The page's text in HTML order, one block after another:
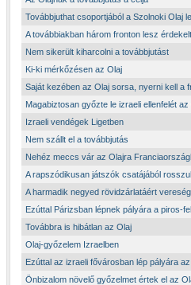
Továbbjuthat csoportjából a Szolnoki Olaj
A továbbiakban három fronton lesz
Nem sikerült kiharcolni a továbbjutást
Ki-ki mérkőzésen az Olaj
Saját kezében az Olaj sorsa, nyerni kell a
Magabiztosan győzte le izraeli ellenfelét az
Izraeli vendégek Ligetben
Nem szállt el a továbbjutás
Nehéz meccs vár az Olajra
A rapszódikusan játszók csatájából
A harmadik negyed rövidzárlatáért
Ezúttal Párizsban lépnek pályára a piros-
Továbbra is hibátlan az Olaj
Olaj-győzelem Izraelben
Ezúttal az izraeli fővárosban lép pályára
Önbizalom növelő győzelmet értek el az